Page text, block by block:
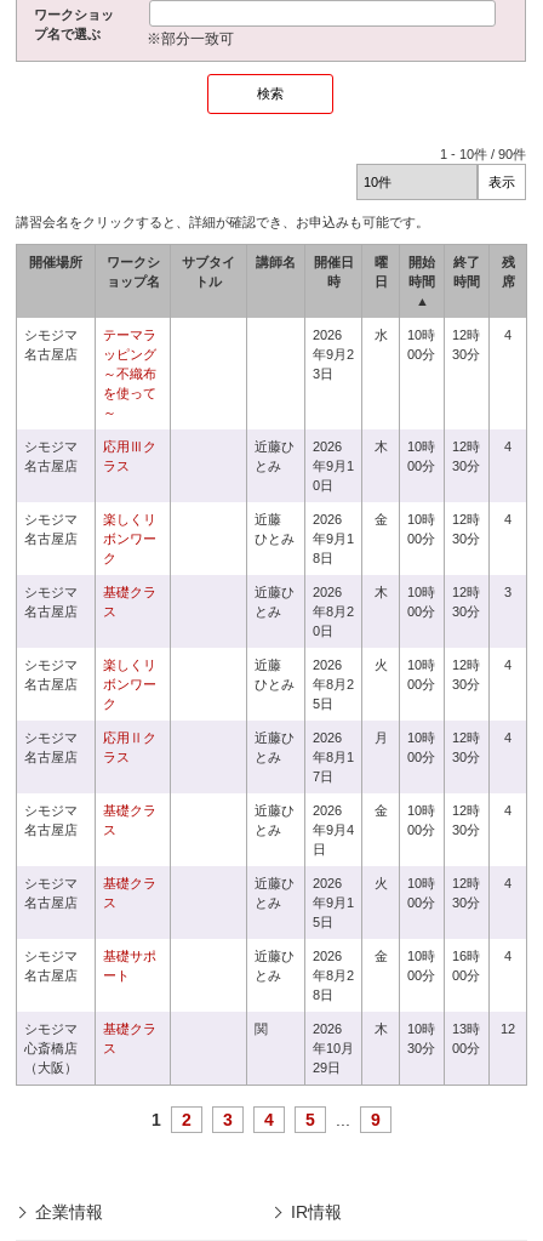
ワークショッ
プ名で選ぶ
※部分一致可
1 - 10件 /90件
講習会名をクリックすると、詳細が確認でき、お申込みも可能です。
開催場所
ワークシ
ョップ名
サブタイ
トル
講師名
開催日
時
曜
日
開始
時間
▲
終了
時間
残
席
シモジマ
名古屋店
テーマラ
ッピング
～不織布
を使って
～
2026
年9月2
3日
水
10時
00分
12時
30分
4
シモジマ
名古屋店
応用Ⅲク
ラス
近藤ひ
とみ
2026
年9月1
0日
木
10時
00分
12時
30分
4
シモジマ
名古屋店
楽しくリ
ボンワー
ク
近藤
ひとみ
2026
年9月1
8日
金
10時
00分
12時
30分
4
シモジマ
名古屋店
基礎クラ
ス
近藤ひ
とみ
2026
年8月2
0日
木
10時
00分
12時
30分
3
シモジマ
名古屋店
楽しくリ
ボンワー
ク
近藤
ひとみ
2026
年8月2
5日
火
10時
00分
12時
30分
4
シモジマ
名古屋店
応用Ⅱク
ラス
近藤ひ
とみ
2026
年8月1
7日
月
10時
00分
12時
30分
4
シモジマ
名古屋店
基礎クラ
ス
近藤ひ
とみ
2026
年9月4
日
金
10時
00分
12時
30分
4
シモジマ
名古屋店
基礎クラ
ス
近藤ひ
とみ
2026
年9月1
5日
火
10時
00分
12時
30分
4
シモジマ
名古屋店
基礎サポ
ート
近藤ひ
とみ
2026
年8月2
8日
金
10時
00分
16時
00分
4
シモジマ
心斎橋店
（大阪）
基礎クラ
ス
関
2026
年10月
29日
木
10時
30分
13時
00分
12
1 2 3 4 5 9
企業情報 IR情報